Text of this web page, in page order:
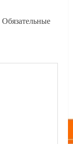
Обязательные